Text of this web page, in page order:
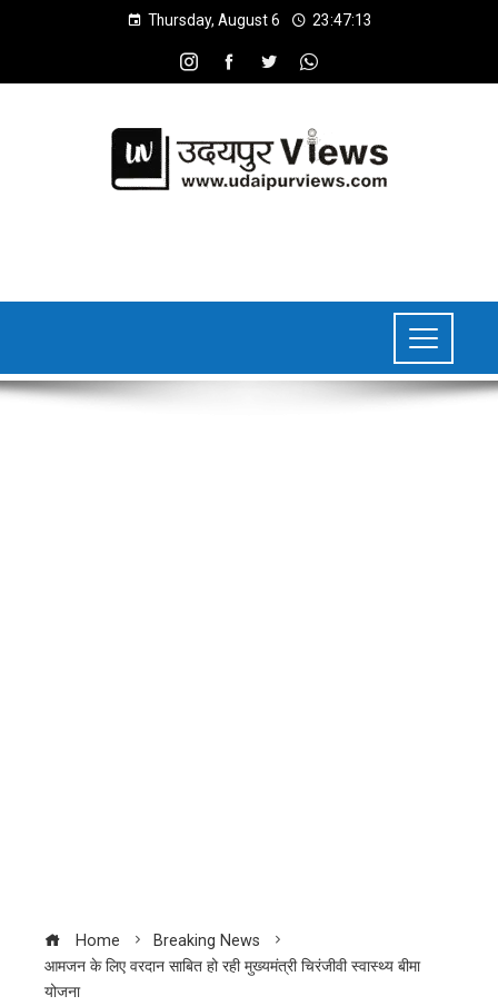
Thursday, August 6 23:47:14
Home
Breaking News
आमजन के लिए वरदान साबित हो रही मुख्यमंत्री चिरंजीवी स्वास्थ्य बीमा
योजना